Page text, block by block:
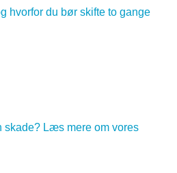
hvorfor du bør skifte to gange
skade? Læs mere om vores